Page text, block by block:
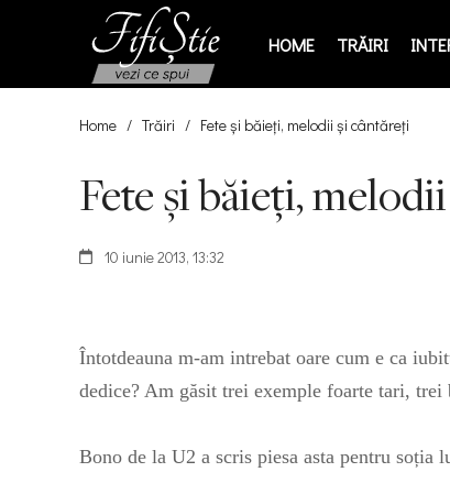
HOME TRĂIRI
Home / Trăiri / Fete şi băieţi, melodii şi cântăreţi
Fete şi băieţi,
10 iunie 2013, 13:32
Întotdeauna m-am intrebat oare cum e ca
dedice? Am găsit trei exemple foarte tari,
Bono de la U2 a scris piesa asta pentru soția